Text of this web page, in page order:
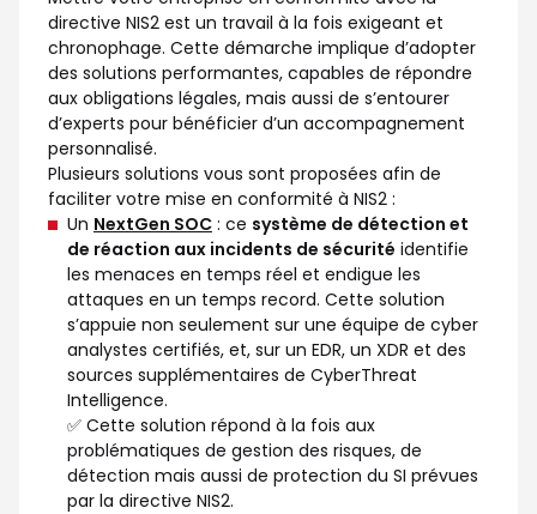
directive NIS2 est un travail à la fois exigeant et
chronophage. Cette démarche implique d’adopter
des solutions performantes, capables de répondre
aux obligations légales, mais aussi de s’entourer
d’experts pour bénéficier d’un accompagnement
personnalisé.
Plusieurs solutions vous sont proposées afin de
faciliter votre mise en conformité à NIS2 :
Un NextGen SOC : ce système de détection et
de réaction aux incidents de sécurité identifie
les menaces en temps réel et endigue les
attaques en un temps record. Cette solution
s’appuie non seulement sur une équipe de cyber
analystes certifiés, et, sur un EDR, un XDR et des
sources supplémentaires de CyberThreat
Intelligence.
✅ Cette solution répond à la fois aux
problématiques de gestion des risques, de
détection mais aussi de protection du SI prévues
par la directive NIS2.